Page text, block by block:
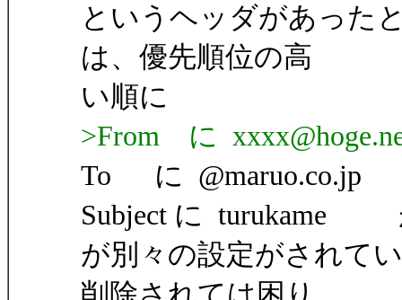
というヘッダがあった
は、優先順位の高
い順に
>From に
To に @maruo.co.jp
Subject に turukame
が別々の設定がされて